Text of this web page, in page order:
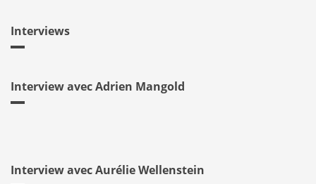
Interviews
Interview avec Adrien Mangold
Interview avec Aurélie Wellenstein